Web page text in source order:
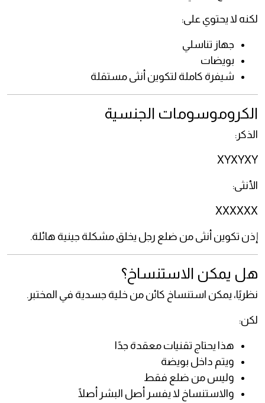
لكنه لا يحتوي على:
جهاز تناسلي
بويضات
شيفرة كاملة لتكوين أنثى مستقلة
الكروموسومات الجنسية
الذكر:
XYXYXY
الأنثى:
XXXXXX
إذن تكوين أنثى من ضلع رجل يخلق مشكلة جينية هائلة.
هل يمكن الاستنساخ؟
نظريًا، يمكن استنساخ كائن من خلية جسدية في المختبر.
لكن:
هذا يحتاج تقنيات معقدة جدًا
ويتم داخل بويضة
وليس من ضلع فقط
والاستنساخ لا يفسر أصل البشر أصلًا